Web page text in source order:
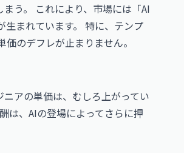
う。 これにより、市場には「AI
まれています。 特に、テンプ
のデフレが止まりません。
アの単価は、むしろ上がってい
は、AIの登場によってさらに押